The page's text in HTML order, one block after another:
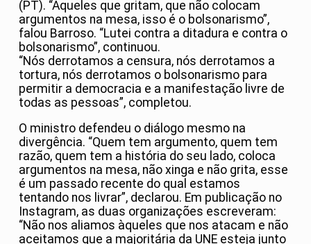
(PT). “Aqueles que gritam, que não colocam
argumentos na mesa, isso é o bolsonarismo”,
falou Barroso. “Lutei contra a ditadura e contra o
bolsonarismo”, continuou.
“Nós derrotamos a censura, nós derrotamos a
tortura, nós derrotamos o bolsonarismo para
permitir a democracia e a manifestação livre de
todas as pessoas”, completou.
O ministro defendeu o diálogo mesmo na
divergência. “Quem tem argumento, quem tem
razão, quem tem a história do seu lado, coloca
argumentos na mesa, não xinga e não grita, esse
é um passado recente do qual estamos
tentando nos livrar”, declarou. Em publicação no
Instagram, as duas organizações escreveram:
“Não nos aliamos àqueles que nos atacam e não
aceitamos que a majoritária da UNE esteja junto